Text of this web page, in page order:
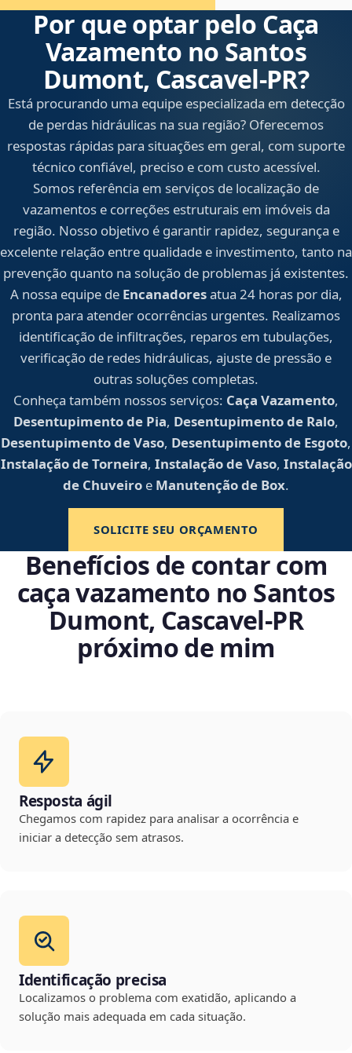
Por que optar pelo Caça
Vazamento no Santos
Dumont, Cascavel‑PR?
Está procurando uma equipe especializada em detecção
de perdas hidráulicas na sua região? Oferecemos
respostas rápidas para situações em geral, com suporte
técnico confiável, preciso e com custo acessível.
Somos referência em serviços de localização de
vazamentos e correções estruturais em imóveis da
região. Nosso objetivo é garantir rapidez, segurança e
excelente relação entre qualidade e investimento, tanto na
prevenção quanto na solução de problemas já existentes.
A nossa equipe de Encanadoresatua 24 horas por dia,
pronta para atender ocorrências urgentes. Realizamos
identificação de infiltrações, reparos em tubulações,
verificação de redes hidráulicas, ajuste de pressão e
outras soluções completas.
Conheça também nossos serviços: Caça Vazamento,
Desentupimento de Pia, Desentupimento de Ralo,
Desentupimento de Vaso, Desentupimento de Esgoto,
Instalação de Torneira, Instalação de Vaso, Instalação
de Chuveiro e Manutenção de Box.
SOLICITE SEU ORÇAMENTO
Benefícios de contar com
caça vazamento no Santos
Dumont, Cascavel‑PR
próximo de mim
Resposta ágil
Chegamos com rapidez para analisar a ocorrência e
iniciar a detecção sem atrasos.
Identificação precisa
Localizamos o problema com exatidão, aplicando a
solução mais adequada em cada situação.